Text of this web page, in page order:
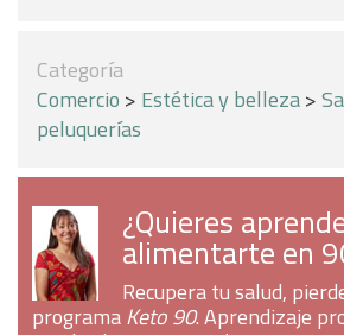
Categoría
Comercio > Estética y belleza>
peluquerías
¿Quieres
alimentarte en
Recupera tu salud,
programaKeto 90. Aprendizaje